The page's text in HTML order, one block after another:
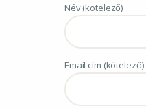
Név (kötelező)
Email cím (kötelező)